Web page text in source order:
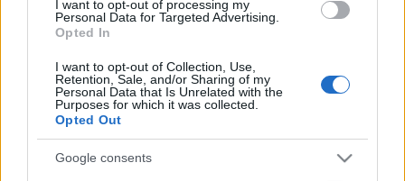
I want to opt-out of processing my
Personal Data for Targeted Advertising.
Opted In
I want to opt-out of Collection, Use,
Retention, Sale, and/or Sharing of my
Personal Data that Is Unrelated with the
Purposes for which it was collected.
Opted Out
Google consents
Bírósági kinevezések: szakma versus
lojalitás?
Magyar Ügyvéd •2022. augusztus 19.